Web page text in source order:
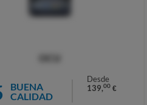
BUENA
CALIDAD
Desde
139,00 €